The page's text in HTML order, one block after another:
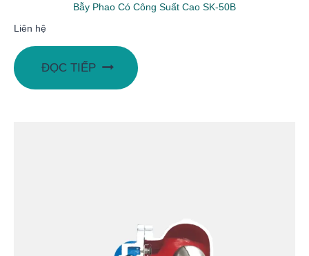
Bẫy Phao Có Công Suất Cao SK-50B
Liên hệ
ĐỌC TIẾP